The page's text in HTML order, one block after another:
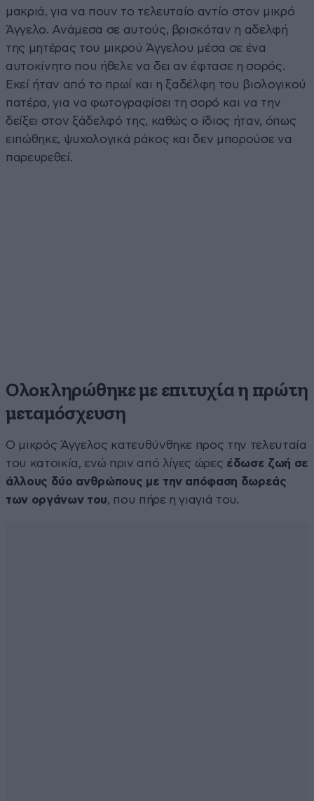
μακριά, για να πουν το τελευταίο αντίο στον μικρό
Άγγελο. Ανάμεσα σε αυτούς, βρισκόταν η αδελφή
της μητέρας του μικρού Άγγελου μέσα σε ένα
αυτοκίνητο που ήθελε να δει αν έφτασε η σορός.
Εκεί ήταν από το πρωί και η ξαδέλφη του βιολογικού
πατέρα, για να φωτογραφίσει τη σορό και να την
δείξει στον ξάδελφό της, καθώς ο ίδιος ήταν, όπως
ειπώθηκε, ψυχολογικά ράκος και δεν μπορούσε να
παρευρεθεί.
Ολοκληρώθηκε με επιτυχία η πρώτη
μεταμόσχευση
Ο μικρός Άγγελος κατευθύνθηκε προς την τελευταία
του κατοικία, ενώ πριν από λίγες ώρες έδωσε ζωή σε
άλλους δύο ανθρώπους με την απόφαση δωρεάς
των οργάνων του, που πήρε η γιαγιά του.